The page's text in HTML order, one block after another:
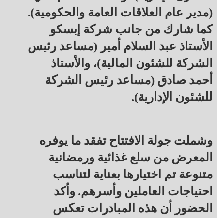
(مدير عام العلاقات العامة والحكومية).
كما شارك من جانب شركة إبسكو
الأستاذ عبد السلام أمير (مساعد رئيس
الشركة للشئون المالية)، والأستاذ
أحمد صادق (مساعد رئيس الشركة
للشئون الإدارية).
وشملت جولة الافتتاح تفقد ما يوفره
المعرض من سلع غذائية ورمضانية
متنوعة تم اختيارها بعناية لتناسب
احتياجات العاملين وأسرهم. وأكد
الحضور أن هذه المبادرات تعكس